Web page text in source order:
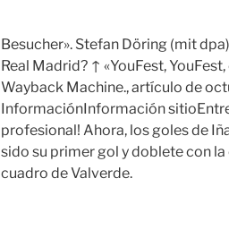
Besucher». Stefan Döring (mit
Real Madrid? ↑ «YouFest,
Wayback Machine., artículo de
InformaciónInformación
profesional! Ahora, los goles de
sido su primer gol y doblete con
cuadro de Valverde.